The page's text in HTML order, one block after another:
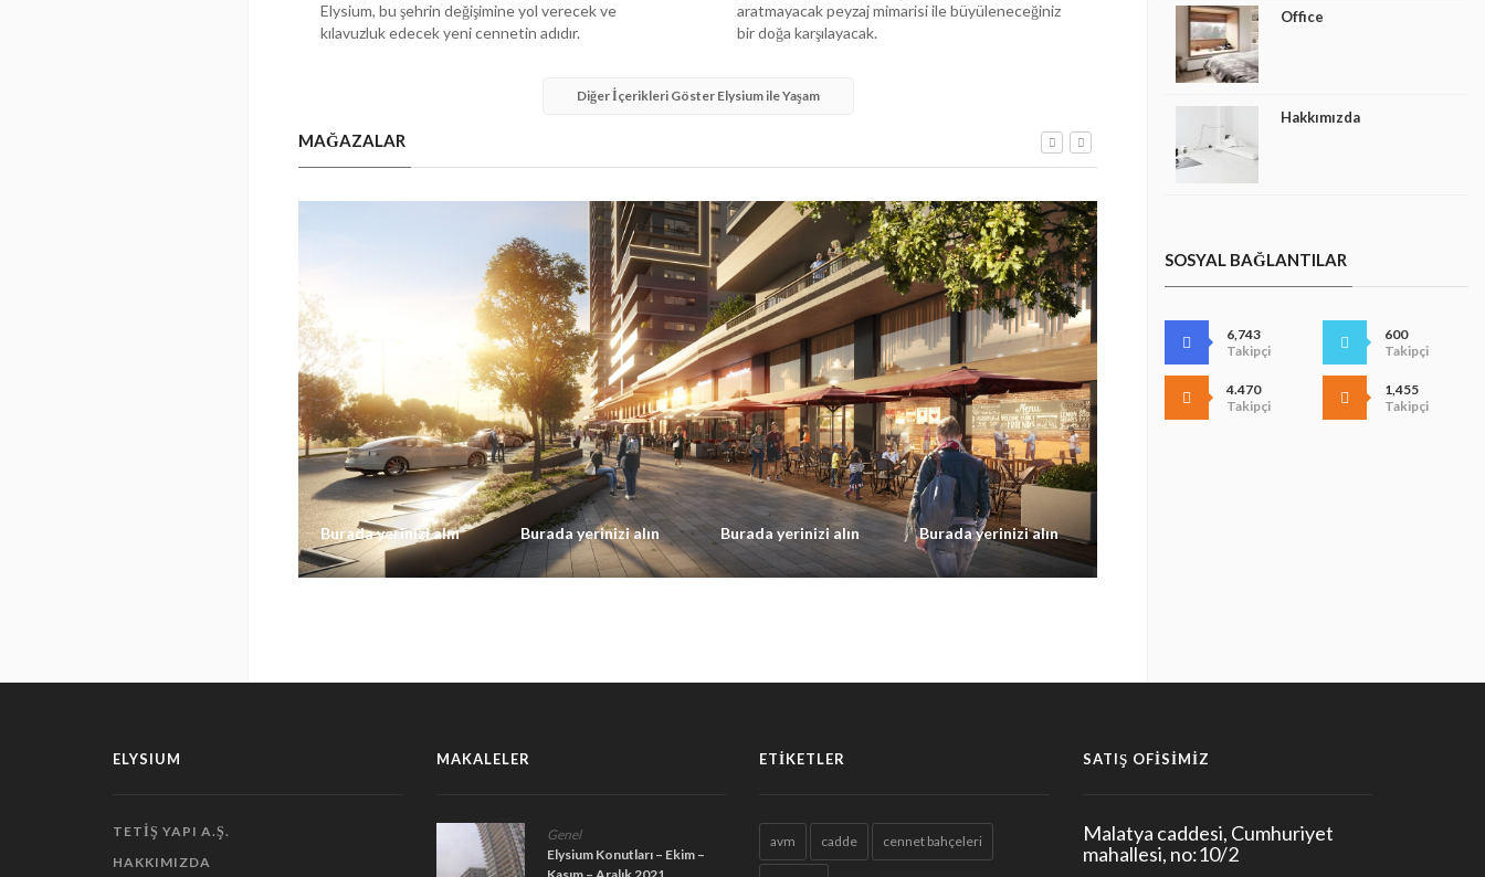
Office
Hakkımızda
SOSYAL BAĞLANTILAR
6,743
Takipçi
600
Takipçi
4.470
Takipçi
1,455
Takipçi
Elysium, bu şehrin değişimine yol verecek ve
kılavuzluk edecek yeni cennetin adıdır.
aratmayacak peyzaj mimarisi ile büyüleneceğiniz
bir doğa karşılayacak.
Diğer İçerikleri Göster Elysium ile Yaşam
MAĞAZALAR
Burada yerinizi alın Burada yerinizi alın Burada yerinizi alın Burada yerinizi alın
ELYSIUM
TETIŞ YAPI A.Ş.
HAKKIMIZDA
MAKALELER
Genel
Elysium Konutları – Ekim –
ETIKETLER
avm cadde cennet bahçeleri
SATIŞ OFISIMIZ
Malatya caddesi, Cumhuriyet
mahallesi, no:10/2